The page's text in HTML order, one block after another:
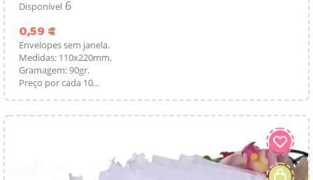
Disponível 6
0,59 €
Envelopes sem janela.
Medidas: 110x220mm.
Gramagem: 90gr.
Preço por cada 10...